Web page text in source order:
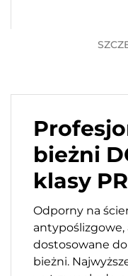
bieżni
klasy
Odporny na
dostosowane
bieżni.